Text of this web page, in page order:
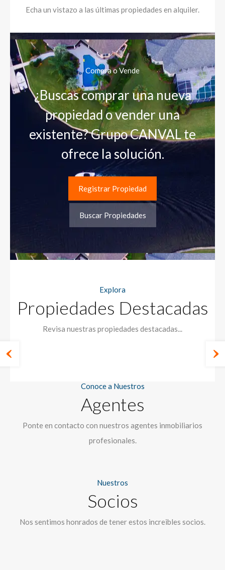
Echa un vistazo a las últimas propiedades en alquiler.
Compra o Vende
¿Buscas comprar una nueva
propiedad o vender una
existente? Grupo CANVAL te
ofrece la solución.
Registrar Propiedad
Buscar Propiedades
Explora
Propiedades Destacadas
Revisa nuestras propiedades destacadas...
Conoce a Nuestros
Agentes
Ponte en contacto con nuestros agentes inmobiliarios
profesionales.
Nuestros
Socios
Nos sentimos honrados de tener estos increibles socios.